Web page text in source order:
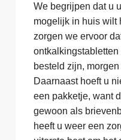
We begrijpen dat u
mogelijk in huis wilt
zorgen we ervoor
besteld zijn,
Daarnaast hoeft u
een pakketje, want
gewoon als
heeft u weer een